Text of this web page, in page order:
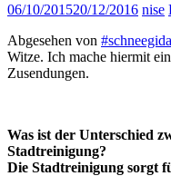
06/10/201520/12/2016 nise
Abgesehen von #schneegida
Witze. Ich mache hiermit
Zusendungen.
Was ist der Unterschied
Stadtreinigung?
Die Stadtreinigung sorgt